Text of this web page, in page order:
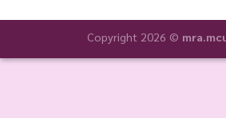
Copyright 2026 ©